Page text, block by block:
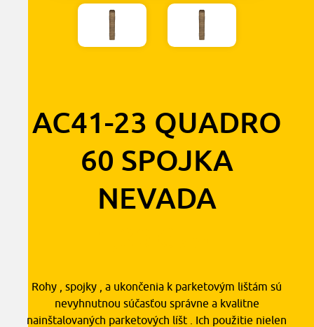
AC41-23 QUADRO
60 SPOJKA
NEVADA
Rohy , spojky , a ukončenia k parketovým lištám sú
nevyhnutnou súčasťou správne a kvalitne
nainštalovaných parketových líšt . Ich použitie nielen